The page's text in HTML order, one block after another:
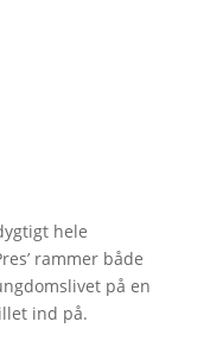
hele
rammer både
på en
ind på.